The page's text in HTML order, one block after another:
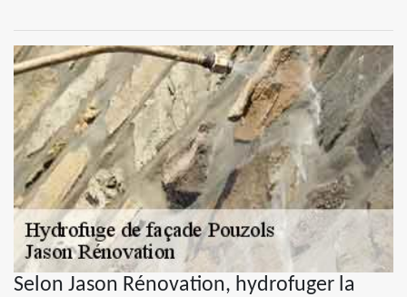
Selon Jason Rénovation, hydrofuger la